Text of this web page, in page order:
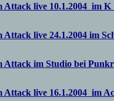
Attack live 10.1.2004 im K
Attack live 24.1.2004 im
Attack im Studio bei
Attack live 16.1.2004 im